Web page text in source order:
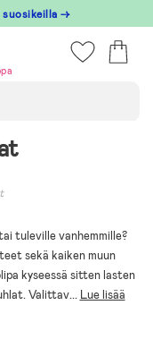
suosikeilla →
tuleville vanhemmille?
sekä kaiken muun
kyseessä sitten lasten
Valittav... Lue lisää